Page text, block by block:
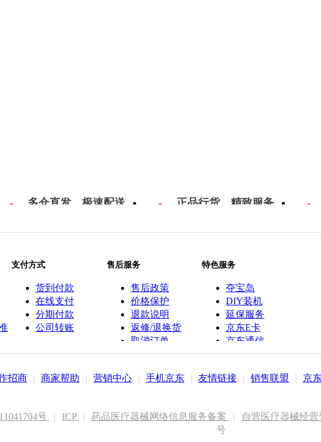
多仓直发，极速配送 正品行货，精致服务
支付方式
货到付款
在线支付
分期付款
公司转账
售后服务
售后政策
价格保护
退款说明
返修/退换货
取消订单
特色服务
夺宝岛
DIY装机
延保服务
京东E卡
京东通信
京鱼座智能
招商 | 商家帮助 | 营销中心 | 手机京东 | 友情链接 | 销售联盟 | 京
号 | ICP | 药品医疗器械网络信息服务备案 | 自营医疗器械经营
号